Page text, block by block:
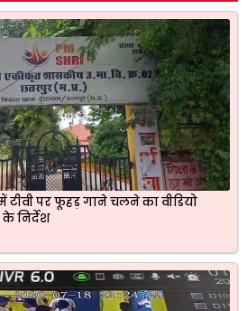
पर फूहड़ गाने चलने का वीडियो
निर्देश